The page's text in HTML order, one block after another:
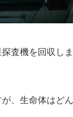
査機を回収し
、生命体はど